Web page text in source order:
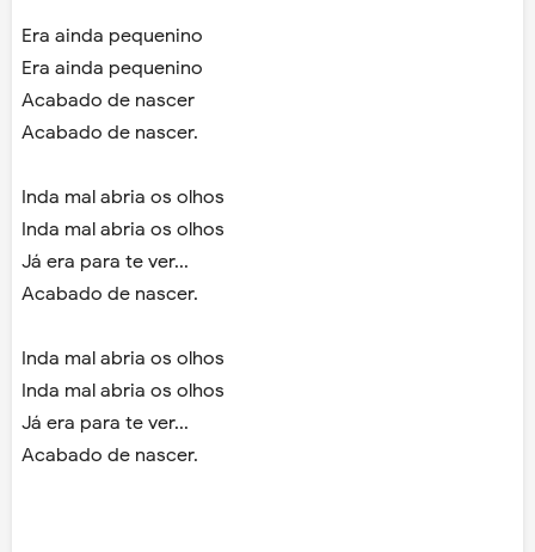
Era ainda pequenino
Era ainda pequenino
Acabado de nascer
Acabado de nascer.
Inda mal abria os olhos
Inda mal abria os olhos
Já era para te ver...
Acabado de nascer.
Inda mal abria os olhos
Inda mal abria os olhos
Já era para te ver...
Acabado de nascer.